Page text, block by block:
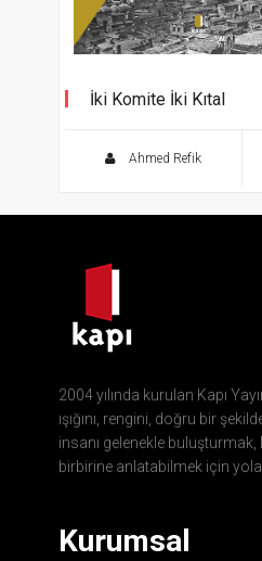
İki Komite İki Kıtal
Ahmed Refik
2004 yılında kurulan Kapı
ışığını, rengini, doğru bir
insanı gelenekle buluşturmak,
birbirine anlatabilmek için yola
Kurumsal